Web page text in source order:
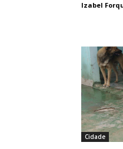
Izabel
Cidade